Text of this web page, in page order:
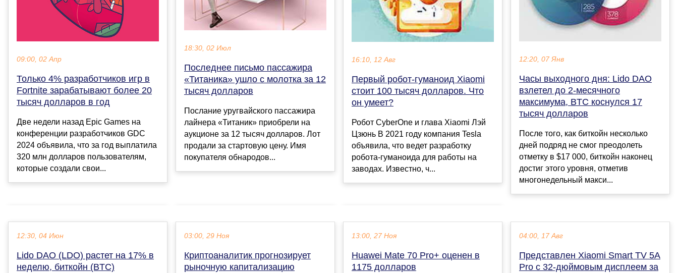
09:00, 02 Апр
Только 4% разработчиков игр в
Fortnite зарабатывают более 20
тысяч долларов в год
Две недели назад Epic Games на
конференции разработчиков GDC
2024 объявила, что за год выплатила
320 млн долларов пользователям,
которые создали свои...
18:30, 02 Июл
Последнее письмо пассажира
«Титаника» ушло с молотка за 12
тысяч долларов
Послание уругвайского пассажира
лайнера «Титаник» приобрели на
аукционе за 12 тысяч долларов. Лот
продали за стартовую цену. Имя
покупателя обнародов...
16:10, 12 Авг
Первый робот-гуманоид Xiaomi
стоит 100 тысяч долларов. Что
он умеет?
Робот CyberOne и глава Xiaomi Лэй
Цзюнь В 2021 году компания Tesla
объявила, что ведет разработку
робота-гуманоида для работы на
заводах. Известно, ч...
12:20, 07 Янв
Часы выходного дня: Lido DAO
взлетел до 2-месячного
максимума, BTC коснулся 17
тысяч долларов
После того, как биткойн несколько
дней подряд не смог преодолеть
отметку в $17 000, биткойн наконец
достиг этого уровня, отметив
многонедельный макси...
12:30, 04 Июн
Lido DAO (LDO) растет на 17% в
неделю, биткойн (BTC)
03:00, 29 Ноя
Криптоаналитик прогнозирует
рыночную капитализацию
13:00, 27 Ноя
Huawei Mate 70 Pro+ оценен в
1175 долларов
04:00, 17 Авг
Представлен Xiaomi Smart TV 5A
Pro с 32-дюймовым дисплеем за